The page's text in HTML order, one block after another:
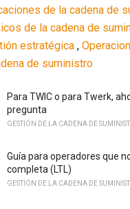
de la cadena de
de la cadena de
estratégica ,
de suministro
Para TWIC o para Twerk,
pregunta
GESTIÓN DE LA CADENA DE
Guía para operadores que
completa (LTL)
GESTIÓN DE LA CADENA DE